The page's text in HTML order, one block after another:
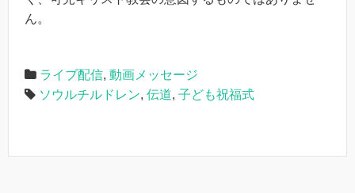
ん。
ライブ配信, 動画メッセージ
ソウルチルドレン, 伝道, 子ども祝福式